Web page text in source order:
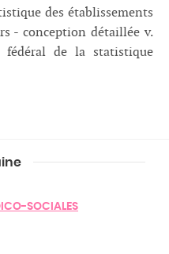
des établissements
- conception détaillée v.
fédéral de la statistique
SOCIALES